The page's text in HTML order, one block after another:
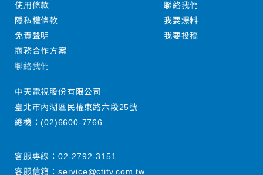
使用條款
隱私權條款
免責聲明
商務合作方案
聯絡我們
我要爆料
我要投稿
聯絡我們
中天電視股份有限公司
臺北市內湖區民權東路六段25號
總機：(02)6600-7766
客服專線： 02-2792-3151
客服信箱： service@ctitv.com.tw